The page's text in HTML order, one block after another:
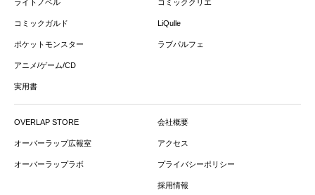
ライトノベル
コミックガルド
ポケットモンスター
アニメ/ゲーム/CD
実用書
コミッククリエ
LiQulle
ラブパルフェ
OVERLAP STORE
オーバーラップ広報室
オーバーラップラボ
会社概要
アクセス
プライバシーポリシー
採用情報